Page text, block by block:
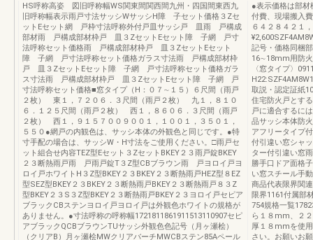
HS呼称高姿 図旧呼称幅WS関東間関西間九州・四国間東西九
旧呼称幅表示雨戸寸法サッシWサッシH障 子セット価格３Zセ
ットEセット網 戸枠寸法呼称外付戸皿サッシ戸 皿雨 戸構成
部材雨 戸構成部材枠戸 皿３ZセットEセット障 子網 戸寸
法呼称セット価格雨 戸構成部材枠戸 皿３ZセットEセット
障 子網 戸寸法呼称セット価格ガラス寸法雨 戸構成部材枠
戸 皿３ZセットEセット障 子網 戸寸法呼称セット価格ガラ
ス寸法雨 戸構成部材枠戸 皿３ZセットEセット障 子網 戸
寸法呼称セット価格■窓タイプ（H：０７∼１５）６尺間（雨戸
２枚） 東１，７２０６．３尺間（雨戸２枚） 九１，８１０
６．１２５尺間（雨戸２枚） 西１，８６０６．３尺間（雨戸
２枚） 西１，９１５７００９００１，１００１，３５０１，
５５０●網戸の内観色は、サッシ本体の外観色と同じです。●特
寸手配の場合は、サッシW・H寸法をご使用ください。□雨戸セ
ット組合せ内容TEZ型Eセット３ZセットBKEY２３雨戸錠BKEY
２３断熱雨戸雨 戸雨戸錠T３Z型CBブラウン雨 戸ヨロイ戸ヨ
ロイ戸ホワイトH３Z型BKEY２３BKEY２３断熱雨戸HEZ型８EZ
型SEZ型BKEY２３BKEY２３断熱雨戸BKEY２３断熱雨戸８３Z
型BKEY２３S３Z型BKEY２３断熱雨戸BKEY２３ヨロイ戸セピア
ブラックCBステンヨロイ戸ヨロイ戸は外観色ホワイトの規格が
ありません。●寸法呼称の呼称幅1721811861911513110907セピ
アブラックQCBブラウンTUサッシ外観色色記号（月ヶ瀬桧）
（クリアB）月ヶ瀬桧MWクリアバーチMWCBステン85Aペール
●表示価格は部材
付費、現場搬入
６４２８４２１
記号・価格同梱
16∼18mm用防
〈窓タイプ〉
取説・認定証紙
住宅防火戸とす
戸に適合するに
品サッシ本体防
アフリータイプ
付引違い窓シャ
ター付引違い窓
勝手口ドア面格
い窓スチール手
商品代表限界関
限界1161付属部
754規格一覧
ら１８mm、２
厚１８mmを使
さい。お願いお